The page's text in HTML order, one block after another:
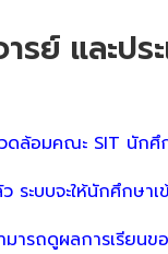
ารย์ และ
วดล้อมคณะ SIT นั
ะบบจะให้นักศึกษา
มารถดูผลการเรีย